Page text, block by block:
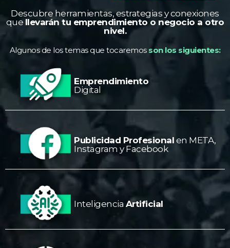
Descubre herramientas, estrategias y conexiones
que llevarán tu emprendimiento o negocio a otro
nivel.
Algunos de los temas que tocaremos son los siguientes:
Emprendimiento
Digital
Publicidad Profesional en META,
Instagram y Facebook
Inteligencia Artificial